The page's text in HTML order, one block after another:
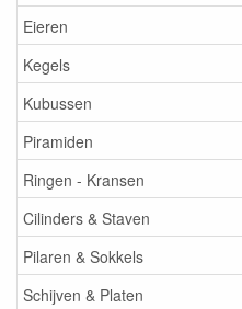
Eieren
Kegels
Kubussen
Piramiden
Ringen - Kransen
Cilinders & Staven
Pilaren & Sokkels
Schijven & Platen